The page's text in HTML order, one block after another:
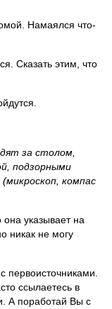
Намаялся что-
Сказать этим, что
за столом,
подзорными
компас
указывает на
никак не могу
ссылаетесь в
А поработай Вы с